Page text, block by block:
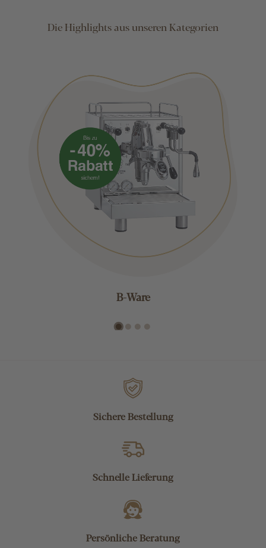
Die Highlights aus unseren Kategorien
B-Ware
Sichere Bestellung
Schnelle Lieferung
Persönliche Beratung